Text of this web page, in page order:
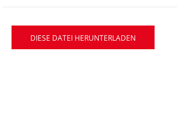
DIESE DATEI HERUNTERLADEN